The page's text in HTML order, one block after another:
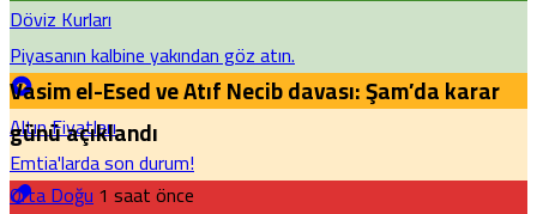
Döviz Kurları
Piyasanın kalbine yakından göz atın.
Altın Fiyatları
Emtia'larda son durum!
Vasim el-Esed ve Atıf Necib davası: Şam’da karar
günü açıklandı
Orta Doğu1 saat önce